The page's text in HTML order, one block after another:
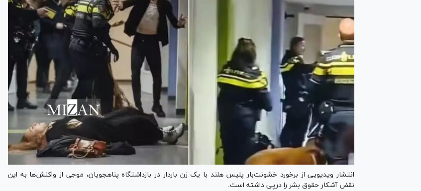
انتشار ویدیویی از برخورد خشونت‌بار پلیس هلند با یک زن باردار در بازداشتگاه پناهجویان، موجی از واکنش‌ها به این
نقض آشکار حقوق بشر را درپی داشته است.